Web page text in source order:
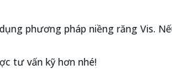
phương pháp niềng răng Vis.
tư vấn kỹ hơn nhé!